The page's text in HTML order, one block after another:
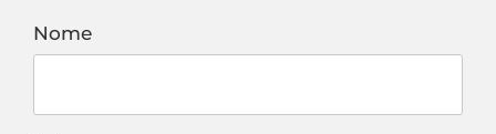
Nome